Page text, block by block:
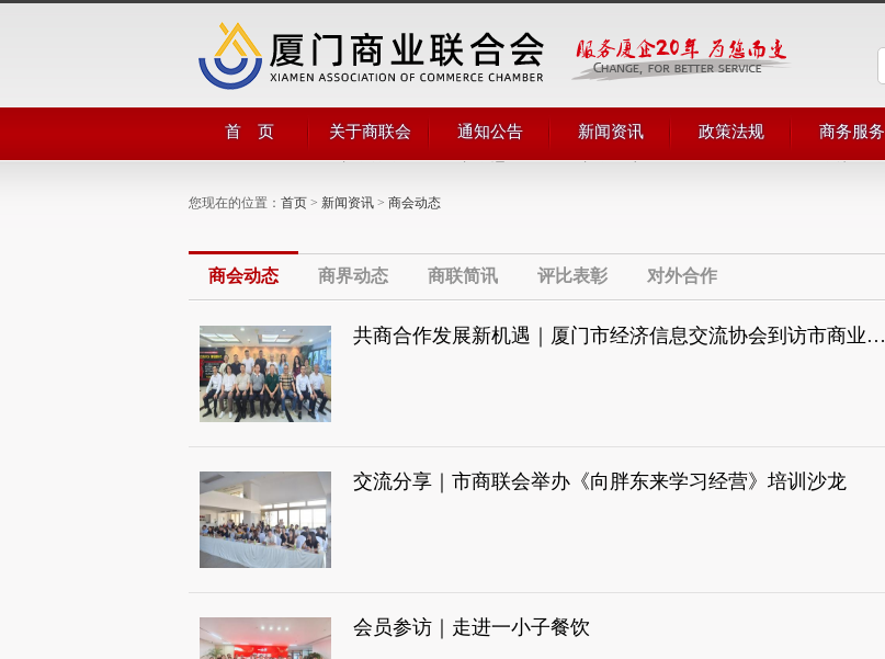
首 页 关于商联会
管理团队
商会章程
通知公告 新闻资讯 政策法规 商务服务
您现在的位置： 首页 > 新闻资讯 > 商会动态
商会动态 商界动态 商联简讯 评比表彰 对外合作
共商合作发展新机遇｜厦门市经济信息交流协会到访市商业联合会
交流分享｜市商联会举办《向胖东来学习经营》培训沙龙
会员参访｜走进一小子餐饮